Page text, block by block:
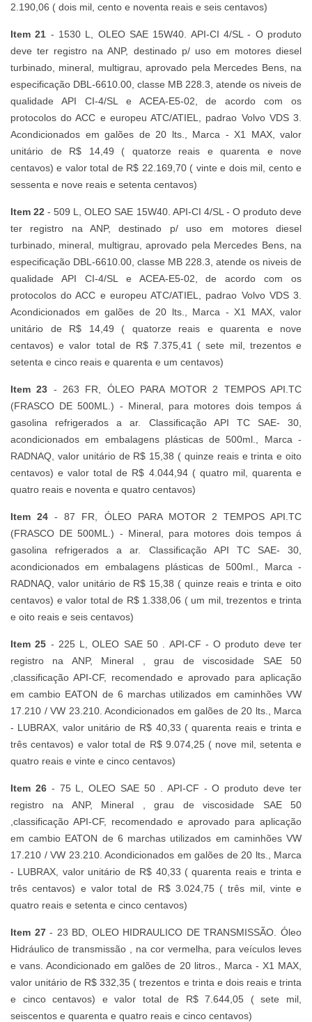
2.190,06 ( dois mil, cento e noventa reais e seis centavos)
Item 21 - 1530 L, OLEO SAE 15W40. API-CI 4/SL - O produto
deve ter registro na ANP, destinado p/ uso em motores diesel
turbinado, mineral, multigrau, aprovado pela Mercedes Bens, na
especificação DBL-6610.00, classe MB 228.3, atende os niveis de
qualidade API CI-4/SL e ACEA-E5-02, de acordo com os
protocolos do ACC e europeu ATC/ATIEL, padrao Volvo VDS 3.
Acondicionados em galões de 20 lts., Marca - X1 MAX, valor
unitário de R$ 14,49 ( quatorze reais e quarenta e nove
centavos) e valor total de R$ 22.169,70 ( vinte e dois mil, cento e
sessenta e nove reais e setenta centavos)
Item 22 - 509 L, OLEO SAE 15W40. API-CI 4/SL - O produto deve
ter registro na ANP, destinado p/ uso em motores diesel
turbinado, mineral, multigrau, aprovado pela Mercedes Bens, na
especificação DBL-6610.00, classe MB 228.3, atende os niveis de
qualidade API CI-4/SL e ACEA-E5-02, de acordo com os
protocolos do ACC e europeu ATC/ATIEL, padrao Volvo VDS 3.
Acondicionados em galões de 20 lts., Marca - X1 MAX, valor
unitário de R$ 14,49 ( quatorze reais e quarenta e nove
centavos) e valor total de R$ 7.375,41 ( sete mil, trezentos e
setenta e cinco reais e quarenta e um centavos)
Item 23 - 263 FR, ÓLEO PARA MOTOR 2 TEMPOS API.TC
(FRASCO DE 500ML.) - Mineral, para motores dois tempos á
gasolina refrigerados a ar. Classificação API TC SAE- 30,
acondicionados em embalagens plásticas de 500ml., Marca -
RADNAQ, valor unitário de R$ 15,38 ( quinze reais e trinta e oito
centavos) e valor total de R$ 4.044,94 ( quatro mil, quarenta e
quatro reais e noventa e quatro centavos)
Item 24 - 87 FR, ÓLEO PARA MOTOR 2 TEMPOS API.TC
(FRASCO DE 500ML.) - Mineral, para motores dois tempos á
gasolina refrigerados a ar. Classificação API TC SAE- 30,
acondicionados em embalagens plásticas de 500ml., Marca -
RADNAQ, valor unitário de R$ 15,38 ( quinze reais e trinta e oito
centavos) e valor total de R$ 1.338,06 ( um mil, trezentos e trinta
e oito reais e seis centavos)
Item 25 - 225 L, OLEO SAE 50 . API-CF - O produto deve ter
registro na ANP, Mineral , grau de viscosidade SAE 50
,classificação API-CF, recomendado e aprovado para aplicação
em cambio EATON de 6 marchas utilizados em caminhões VW
17.210 / VW 23.210. Acondicionados em galões de 20 lts., Marca
- LUBRAX, valor unitário de R$ 40,33 ( quarenta reais e trinta e
três centavos) e valor total de R$ 9.074,25 ( nove mil, setenta e
quatro reais e vinte e cinco centavos)
Item 26- 75 L, OLEO SAE 50 . API-CF - O produto deve ter
registro na ANP, Mineral , grau de viscosidade SAE 50
,classificação API-CF, recomendado e aprovado para aplicação
em cambio EATON de 6 marchas utilizados em caminhões VW
17.210 / VW 23.210. Acondicionados em galões de 20 lts., Marca
- LUBRAX, valor unitário de R$ 40,33 ( quarenta reais e trinta e
três centavos) e valor total de R$ 3.024,75 ( três mil, vinte e
quatro reais e setenta e cinco centavos)
Item 27- 23 BD, OLEO HIDRAULICO DE TRANSMISSÃO. Óleo
Hidráulico de transmissão , na cor vermelha, para veículos leves
e vans. Acondicionado em galões de 20 litros., Marca - X1 MAX,
valor unitário de R$ 332,35 ( trezentos e trinta e dois reais e trinta
e cinco centavos) e valor total de R$ 7.644,05 ( sete mil,
seiscentos e quarenta e quatro reais e cinco centavos)